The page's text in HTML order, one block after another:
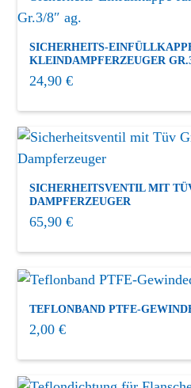
SICHERHEITS-
KLEINDAMPFERZEUGER
24,90€
SICHERHEITSVENTIL MIT
DAMPFERZEUGER
65,90€
TEFLONBAND PTFE-
2,00€